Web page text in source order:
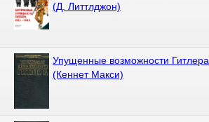
(Д. Литтлджон)
Упущенные возможности Гитлера
(Кеннет Макси)